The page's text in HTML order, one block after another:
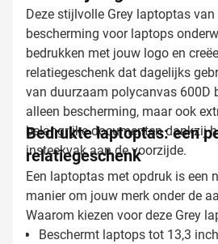
Deze stijlvolle Grey laptoptas
bescherming voor laptops
bedrukken met jouw logo en
relatiegeschenk dat dagelijks
van duurzaam polycanvas 600D
alleen bescherming, maar ook
belangrijke documenten dankzij
insteekvak aan de voorzijde.
Bedrukte laptoptas: een
relatiegeschenk
Een laptoptas met opdruk is een
manier om jouw merk onder de
Waarom kiezen voor deze Grey
Beschermt laptops tot 13,3